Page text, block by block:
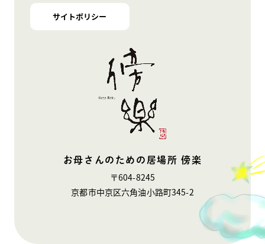
お母さんのための居場所 傍楽
〒604-8245
京都市中京区六角油小路町345-2
サイトポリシー